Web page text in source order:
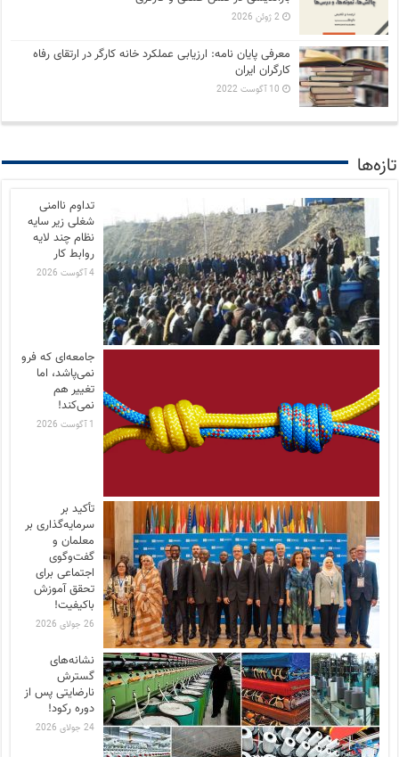
2 ژوئن 2026
معرفی پایان نامه: ارزیابی عملکرد خانه کارگر در ارتقای رفاه
کارگران ایران
10 آگوست 2022
تازه‌ها
تداوم ناامنی
شغلی زیر سایه
نظام چند لایه
روابط کار
4 آگوست 2026
جامعه‌ای که فرو
نمی‌پاشد، اما
تغییر هم
نمی‌کند!
1 آگوست 2026
تأکید بر
سرمایه‌گذاری بر
معلمان و
گفت‌وگوی
اجتماعی برای
تحقق آموزش
باکیفیت!
26 جولای 2026
نشانه‌های
گسترش
نارضایتی‌ پس از
دوره رکود!
24 جولای 2026